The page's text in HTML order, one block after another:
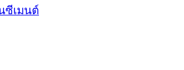
ซีเมนต์